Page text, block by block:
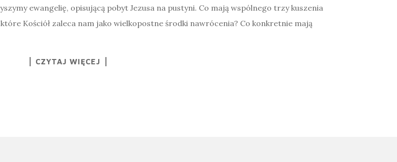
ewangelię, opisującą pobyt Jezusa na pustyni. Co mają wspólnego trzy kuszenia
Kościół zaleca nam jako wielkopostne środki nawrócenia? Co konkretnie mają
CZYTAJ WIĘCEJ